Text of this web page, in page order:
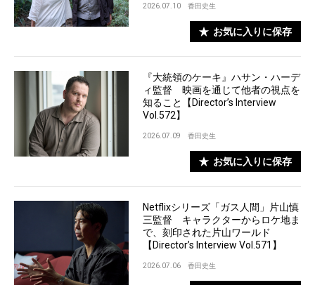
2026.07.10 香田史生
お気に入りに保存
『大統領のケーキ』ハサン・ハーデ
ィ監督 映画を通じて他者の視点を
知ること【Director’s Interview
Vol.572】
2026.07.09 香田史生
お気に入りに保存
Netflixシリーズ「ガス人間」片山慎
三監督 キャラクターからロケ地ま
で、刻印された片山ワールド
【Director’s Interview Vol.571】
2026.07.06 香田史生